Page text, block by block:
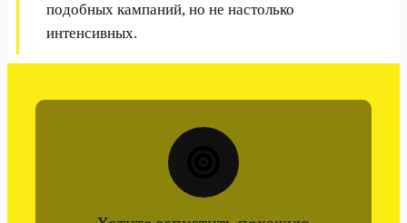
подобных кампаний, но не настолько
интенсивных.